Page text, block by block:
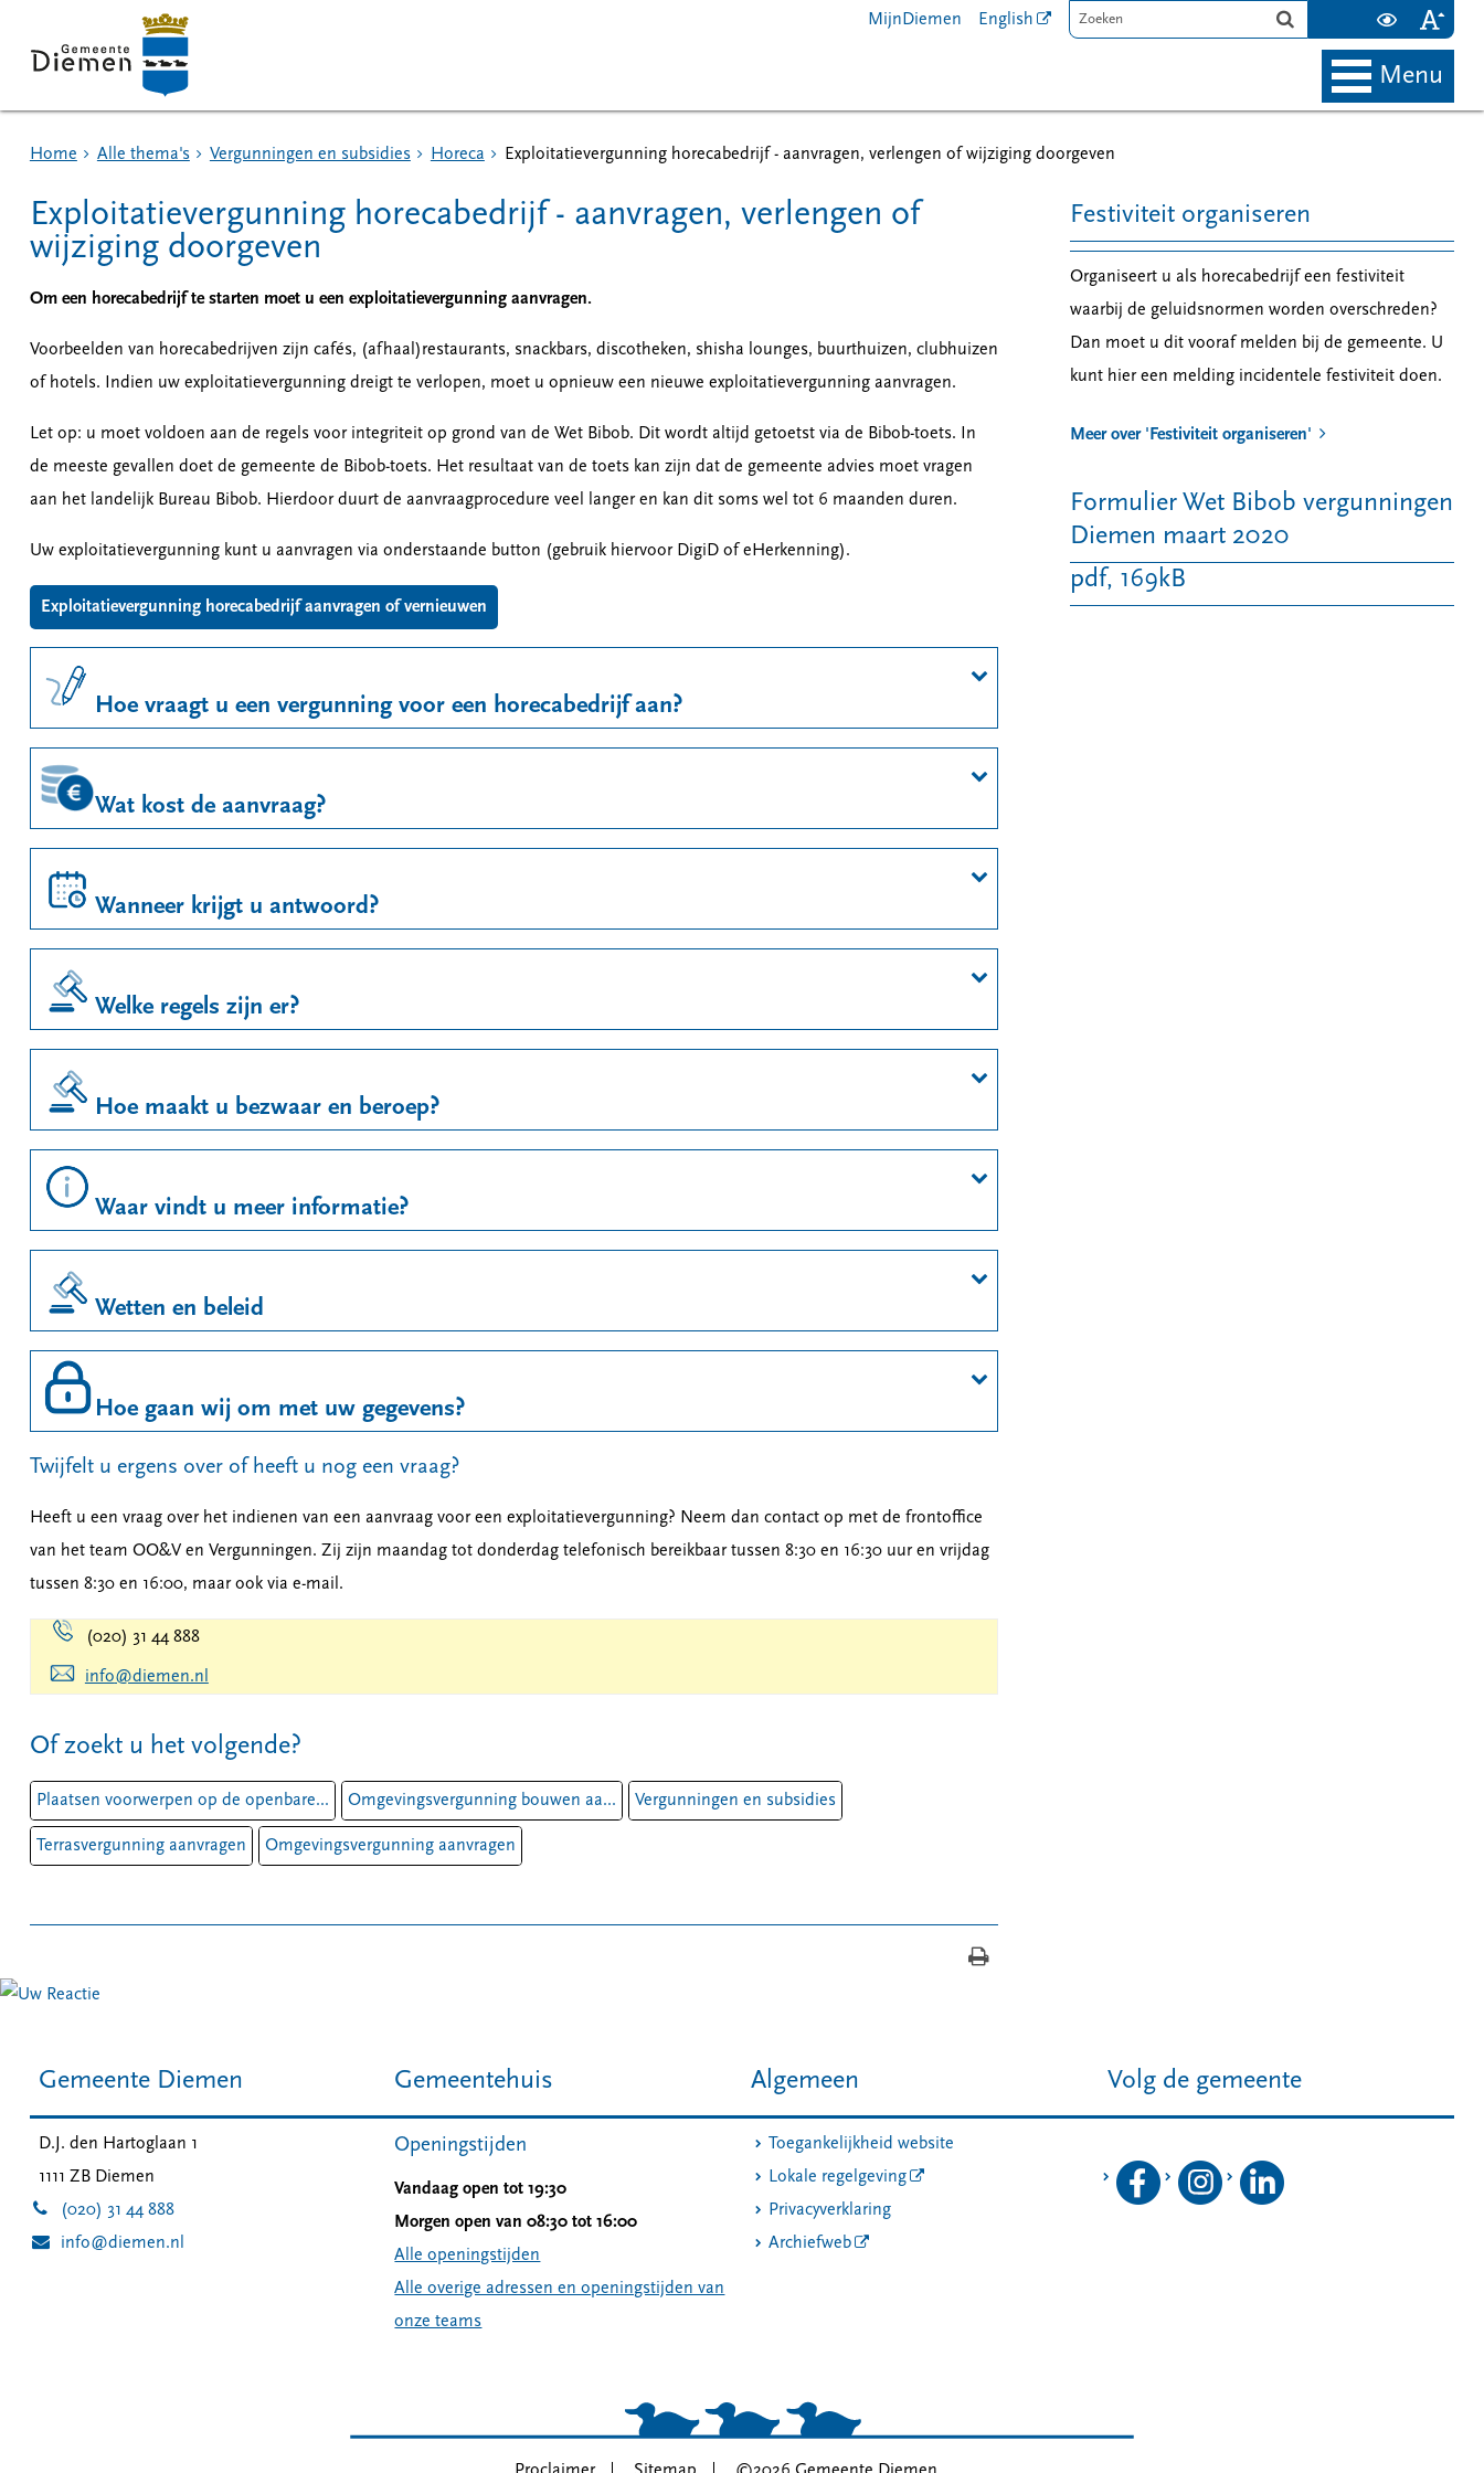
MijnDiemen English
menu
Home Alle thema's Vergunningen en subsidies Horeca Exploitatievergunning horecabedrijf - aanvragen, verlengen of wijziging doorgeven
Exploitatievergunning horecabedrijf - aanvragen, verlengen of
wijziging doorgeven
Om een horecabedrijf te starten moet u een exploitatievergunning aanvragen.
Voorbeelden van horecabedrijven zijn cafés, (afhaal)restaurants, snackbars, discotheken, shisha lounges, buurthuizen, clubhuizen
of hotels. Indien uw exploitatievergunning dreigt te verlopen, moet u opnieuw een nieuwe exploitatievergunning aanvragen.
Let op: u moet voldoen aan de regels voor integriteit op grond van de Wet Bibob. Dit wordt altijd getoetst via de Bibob-toets. In
de meeste gevallen doet de gemeente de Bibob-toets. Het resultaat van de toets kan zijn dat de gemeente advies moet vragen
aan het landelijk Bureau Bibob. Hierdoor duurt de aanvraagprocedure veel langer en kan dit soms wel tot 6 maanden duren.
Uw exploitatievergunning kunt u aanvragen via onderstaande button (gebruik hiervoor DigiD of eHerkenning).
Exploitatievergunning horecabedrijf aanvragen of vernieuwen
Hoe vraagt u een vergunning voor een horecabedrijf aan?
Wat kost de aanvraag?
Wanneer krijgt u antwoord?
Welke regels zijn er?
Hoe maakt u bezwaar en beroep?
Waar vindt u meer informatie?
Wetten en beleid
Hoe gaan wij om met uw gegevens?
Twijfelt u ergens over of heeft u nog een vraag?
Heeft u een vraag over het indienen van een aanvraag voor een exploitatievergunning? Neem dan contact op met de frontoffice
van het team OO&V en Vergunningen. Zij zijn maandag tot donderdag telefonisch bereikbaar tussen 8:30 en 16:30 uur en vrijdag
tussen 8:30 en 16:00, maar ook via e-mail.
(020) 31 44 888
info@diemen.nl
Of zoekt u het volgende?
Plaatsen voorwerpen op de openbare... Omgevingsvergunning bouwen aa... Vergunningen en subsidies
Terrasvergunning aanvragen Omgevingsvergunning aanvragen
Festiviteit organiseren
Organiseert u als horecabedrijf een festiviteit
waarbij de geluidsnormen worden overschreden?
Dan moet u dit vooraf melden bij de gemeente. U
kunt hier een melding incidentele festiviteit doen.
Meer over 'Festiviteit organiseren'
Formulier Wet Bibob vergunningen
Diemen maart 2020
pdf, 169kB
Gemeente Diemen
D.J. den Hartoglaan 1
1111 ZB Diemen
(020) 31 44 888
info@diemen.nl
Gemeentehuis
Openingstijden
Vandaag open tot 19:30
Morgen open van 08:30 tot 16:00
Alle openingstijden
Alle overige adressen en openingstijden van
onze teams
Algemeen
Toegankelijkheid website
Lokale regelgeving
Privacyverklaring
Archiefweb
Volg de gemeente